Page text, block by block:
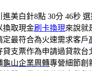
美白針8點 30分 46秒 選
換取現金刷卡換現來說就
最符合為火速需求客戶
貸支票作為申請過貸款台
龜山企業周轉專營細節創